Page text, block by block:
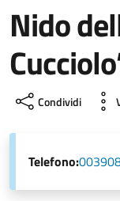
Nido
Condividi
Telefono: